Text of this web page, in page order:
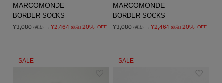
MARCOMONDE
BORDER SOCKS
¥3,080 (税込) →¥2,464 (税込) 20% OFF
MARCOMONDE
BORDER SOCKS
¥3,080 (税込) →¥2,464 (税込) 20% OFF
SALE SALE